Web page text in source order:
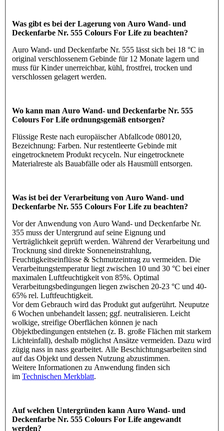
Was gibt es bei der Lagerung von Auro Wand- und
Deckenfarbe Nr. 555 Colours For Life zu beachten?
Auro Wand- und Deckenfarbe Nr. 555 lässt sich bei 18 °C in
original verschlossenem Gebinde für 12 Monate lagern und
muss für Kinder unerreichbar, kühl, frostfrei, trocken und
verschlossen gelagert werden.
Wo kann man Auro Wand- und Deckenfarbe Nr. 555
Colours For Life ordnungsgemäß entsorgen?
Flüssige Reste nach europäischer Abfallcode 080120,
Bezeichnung: Farben. Nur restentleerte Gebinde mit
eingetrocknetem Produkt recyceln. Nur eingetrocknete
Materialreste als Bauabfälle oder als Hausmüll entsorgen.
Was ist bei der Verarbeitung von Auro Wand- und
Deckenfarbe Nr. 555 Colours For Life zu beachten?
Vor der Anwendung von Auro Wand- und Deckenfarbe Nr.
355 muss der Untergrund auf seine Eignung und
Verträglichkeit geprüft werden. Während der Verarbeitung und
Trocknung sind direkte Sonneneinstrahlung,
Feuchtigkeitseinflüsse & Schmutzeintrag zu vermeiden. Die
Verarbeitungstemperatur liegt zwischen 10 und 30 °C bei einer
maximalen Luftfeuchtigkeit von 85%. Optimal
Verarbeitungsbedingungen liegen zwischen 20-23 °C und 40-
65% rel. Luftfeuchtigkeit.
Vor dem Gebrauch wird das Produkt gut aufgerührt. Neuputze
6 Wochen unbehandelt lassen; ggf. neutralisieren. Leicht
wolkige, streifige Oberflächen können je nach
Objektbedingungen entstehen (z. B. große Flächen mit starkem
Lichteinfall), deshalb möglichst Ansätze vermeiden. Dazu wird
zügig nass in nass gearbeitet. Alle Beschichtungsarbeiten sind
auf das Objekt und dessen Nutzung abzustimmen.
Weitere Informationen zu Anwendung finden sich
im Technischen Merkblatt.
Auf welchen Untergründen kann Auro Wand- und
Deckenfarbe Nr. 555 Colours For Life angewandt
werden?